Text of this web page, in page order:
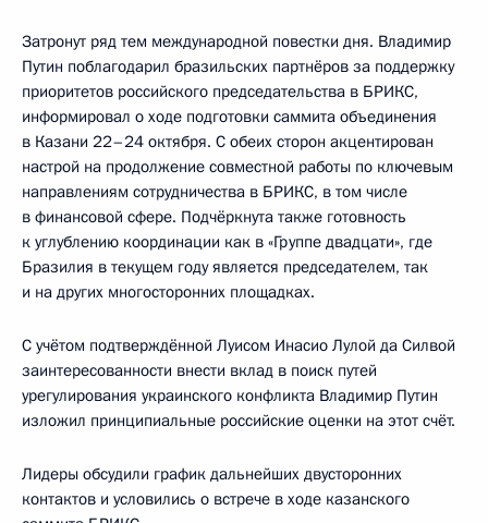
Затронут ряд тем международной повестки дня. Владимир
Путин поблагодарил бразильских партнёров за поддержку
приоритетов российского председательства в БРИКС,
информировал о ходе подготовки саммита объединения
в Казани 22–24 октября. С обеих сторон акцентирован
настрой на продолжение совместной работы по ключевым
направлениям сотрудничества в БРИКС, в том числе
в финансовой сфере. Подчёркнута также готовность
к углублению координации как в «Группе двадцати», где
Бразилия в текущем году является председателем, так
и на других многосторонних площадках.
С учётом подтверждённой Луисом Инасио Лулой да Силвой
заинтересованности внести вклад в поиск путей
урегулирования украинского конфликта Владимир Путин
изложил принципиальные российские оценки на этот счёт.
Лидеры обсудили график дальнейших двусторонних
контактов и условились о встрече в ходе казанского